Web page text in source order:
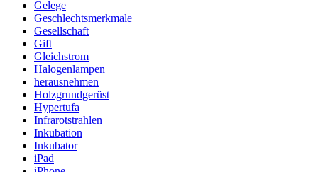
Gelege
Geschlechtsmerkmale
Gesellschaft
Gift
Gleichstrom
Halogenlampen
herausnehmen
Holzgrundgerüst
Hypertufa
Infrarotstrahlen
Inkubation
Inkubator
iPad